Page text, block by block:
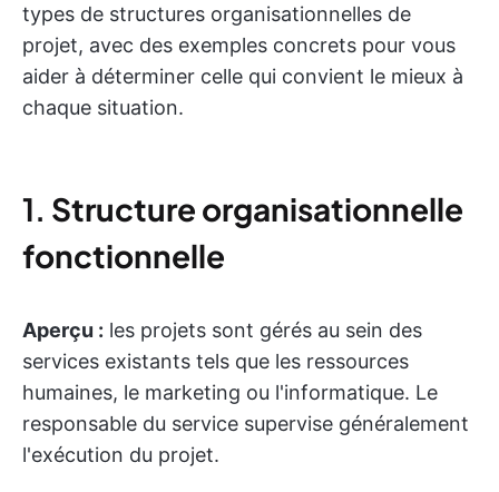
types de structures organisationnelles de
projet, avec des exemples concrets pour vous
aider à déterminer celle qui convient le mieux à
chaque situation.
1. Structure organisationnelle
fonctionnelle
Aperçu : les projets sont gérés au sein des
services existants tels que les ressources
humaines, le marketing ou l'informatique. Le
responsable du service supervise généralement
l'exécution du projet.